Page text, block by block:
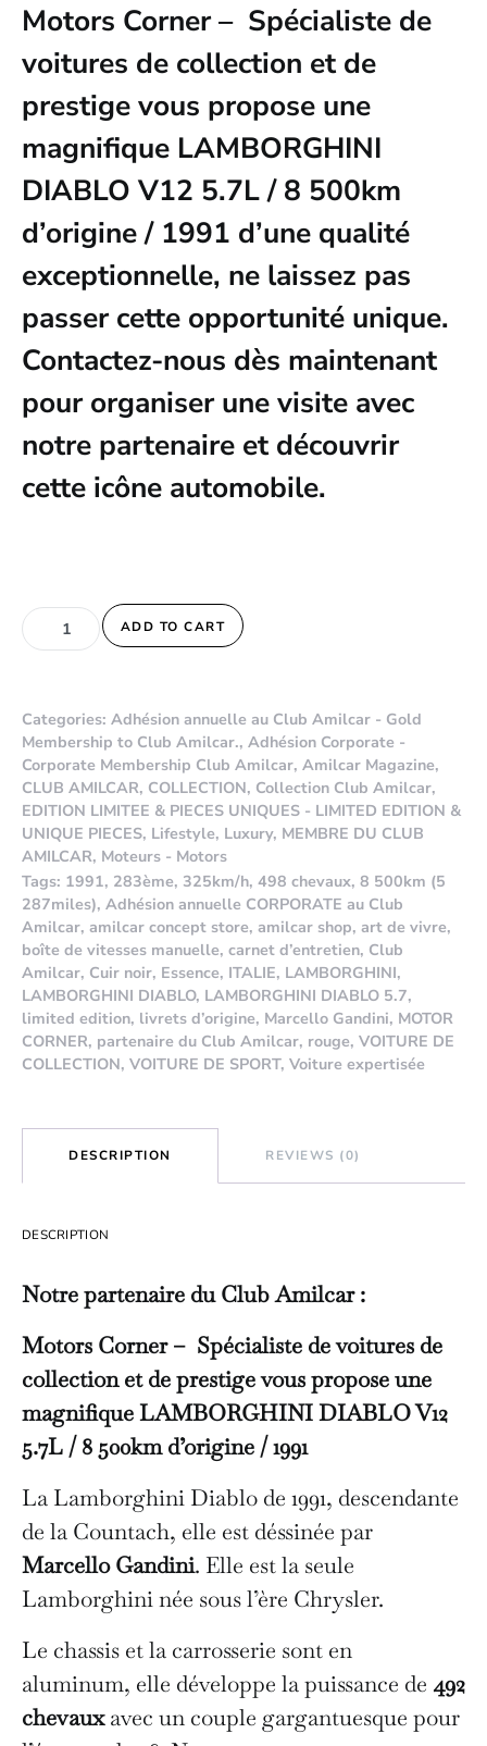
Motors Corner – Spécialiste de
voitures de collection et de
prestige vous propose une
magnifique LAMBORGHINI
DIABLO V12 5.7L / 8 500km
d’origine / 1991 d’une qualité
exceptionnelle, ne laissez pas
passer cette opportunité unique.
Contactez-nous dès maintenant
pour organiser une visite avec
notre partenaire et découvrir
cette icône automobile.
LAMBORGHINI DIABLO 5.7 - 1991 quantity
ADD TO CART
Categories: Adhésion annuelle au Club Amilcar - Gold
Membership to Club Amilcar., Adhésion Corporate -
Corporate Membership Club Amilcar, Amilcar Magazine,
CLUB AMILCAR, COLLECTION, Collection Club Amilcar,
EDITION LIMITEE & PIECES UNIQUES - LIMITED EDITION &
UNIQUE PIECES, Lifestyle, Luxury, MEMBRE DU CLUB
AMILCAR, Moteurs - Motors
Tags: 1991, 283ème, 325km/h, 498 chevaux, 8 500km (5
287miles), Adhésion annuelle CORPORATE au Club
Amilcar, amilcar concept store, amilcar shop, art de vivre,
boîte de vitesses manuelle, carnet d’entretien, Club
Amilcar, Cuir noir, Essence, ITALIE, LAMBORGHINI,
LAMBORGHINI DIABLO, LAMBORGHINI DIABLO 5.7,
limited edition, livrets d’origine, Marcello Gandini, MOTOR
CORNER, partenaire du Club Amilcar, rouge, VOITURE DE
COLLECTION, VOITURE DE SPORT, Voiture expertisée
DESCRIPTION REVIEWS (0)
DESCRIPTION
Notre partenaire du Club Amilcar :
Motors Corner – Spécialiste de voitures de
collection et de prestige vous propose une
magnifique LAMBORGHINI DIABLO V12
5.7L / 8 500km d’origine / 1991
La Lamborghini Diablo de 1991, descendante
de la Countach, elle est déssinée par
Marcello Gandini. Elle est la seule
Lamborghini née sous l’ère Chrysler.
Le chassis et la carrosserie sont en
aluminum, elle développe la puissance de 492
chevauxavec un couple gargantuesque pour